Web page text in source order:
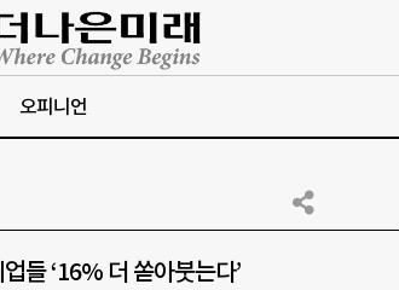
오피니언
들 ‘16% 더 쏟아붓는다’